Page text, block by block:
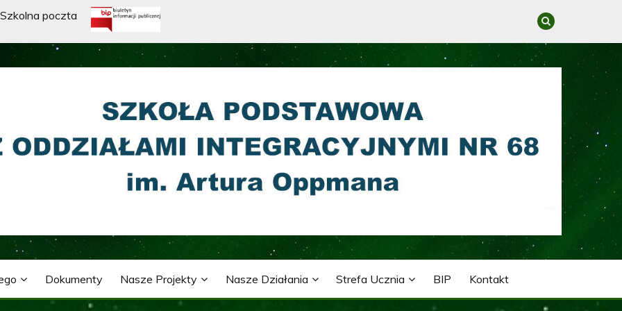
Szkolna poczta
Z ODDZIAŁAMI INTEGRACYJNYMI NR 68 IM.
ARTURA OPPMANA
Dokumenty Nasze Projekty Nasze Działania Strefa Ucznia BIP Kontakt